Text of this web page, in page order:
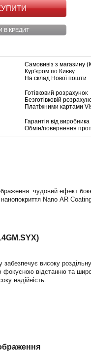
В КРЕДИТ
Самовивіз з магазину
Кур'єром по Києву
На склад Нової пошти
Готівковий розрахунок
Безготівковій
Платіжними картами
Гарантія від виробника
Обмін/повернення
чудовий ефект
Nano AR
високу
фокусною відстанню та
надійність.